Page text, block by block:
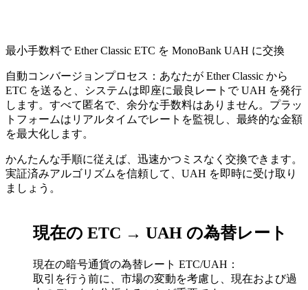
最小手数料で Ether Classic ETC を MonoBank UAH に交換
自動コンバージョンプロセス：あなたが Ether Classic から
ETC を送ると、システムは即座に最良レートで UAH を発行
します。すべて匿名で、余分な手数料はありません。プラッ
トフォームはリアルタイムでレートを監視し、最終的な金額
を最大化します。
かんたんな手順に従えば、迅速かつミスなく交換できます。
実証済みアルゴリズムを信頼して、UAH を即時に受け取り
ましょう。
現在の ETC → UAH の為替レート
現在の暗号通貨の為替レート ETC/UAH：
取引を行う前に、市場の変動を考慮し、現在および過